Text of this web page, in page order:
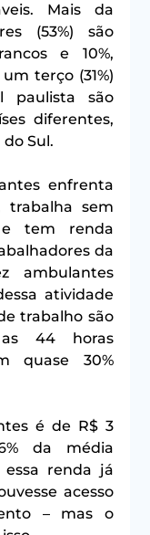
Mais da
(53%) são
e 10%,
terço (31%)
paulista são
diferentes,
Sul.
enfrenta
trabalha sem
e tem renda
da
ambulantes
atividade
trabalho são
as 44 horas
quase 30%
é de R$ 3
da média
essa renda já
acesso
– mas o